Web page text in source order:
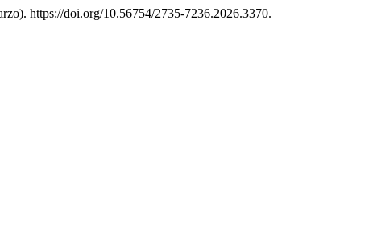
https://doi.org/10.56754/2735-7236.2026.3370.